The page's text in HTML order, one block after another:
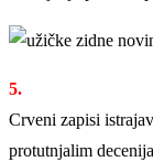
5.
Crveni zapisi
protutnjalim